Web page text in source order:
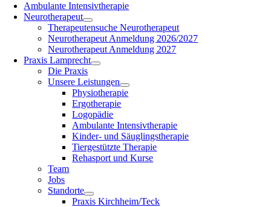
Ambulante Intensivtherapie
Neurotherapeut
Therapeutensuche Neurotherapeut
Neurotherapeut Anmeldung 2026/2027
Neurotherapeut Anmeldung 2027
Praxis Lamprecht
Die Praxis
Unsere Leistungen
Physiotherapie
Ergotherapie
Logopädie
Ambulante Intensivtherapie
Kinder- und Säuglingstherapie
Tiergestützte Therapie
Rehasport und Kurse
Team
Jobs
Standorte
Praxis Kirchheim/Teck